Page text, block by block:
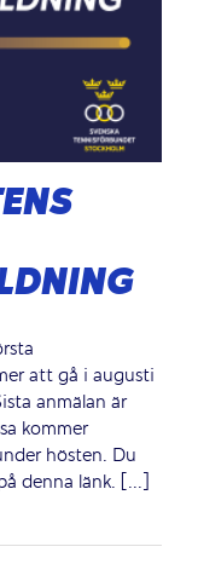
att gå i augusti
anmälan är
kommer
hösten. Du
denna länk. [...]